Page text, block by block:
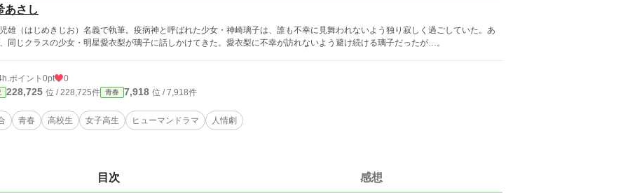
あさし
雄（はじめきじお）名義で執筆。疫病神と呼ばれた少女・神崎璃子は、誰も不幸に見舞われないよう独り寂しく過ごしていた。あ
同じクラスの少女・明星愛衣梨が璃子に話しかけてきた。愛衣梨に不幸が訪れないよう避け続ける璃子だったが…。
ポイント 0pt 0
228,725 位 / 228,725件 青春 7,918 位 / 7,918件
青春 高校生 女子高生 ヒューマンドラマ 人情劇
目次 感想